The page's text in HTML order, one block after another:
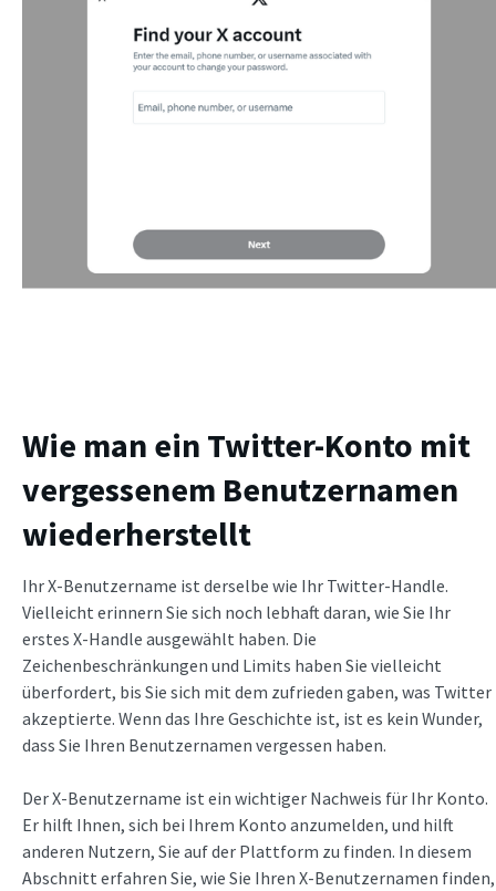
Wie man ein Twitter-Konto mit
vergessenem Benutzernamen
wiederherstellt
Ihr X-Benutzername ist derselbe wie Ihr Twitter-Handle.
Vielleicht erinnern Sie sich noch lebhaft daran, wie Sie Ihr
erstes X-Handle ausgewählt haben. Die
Zeichenbeschränkungen und Limits haben Sie vielleicht
überfordert, bis Sie sich mit dem zufrieden gaben, was Twitter
akzeptierte. Wenn das Ihre Geschichte ist, ist es kein Wunder,
dass Sie Ihren Benutzernamen vergessen haben.
Der X-Benutzername ist ein wichtiger Nachweis für Ihr Konto.
Er hilft Ihnen, sich bei Ihrem Konto anzumelden, und hilft
anderen Nutzern, Sie auf der Plattform zu finden. In diesem
Abschnitt erfahren Sie, wie Sie Ihren X-Benutzernamen finden,